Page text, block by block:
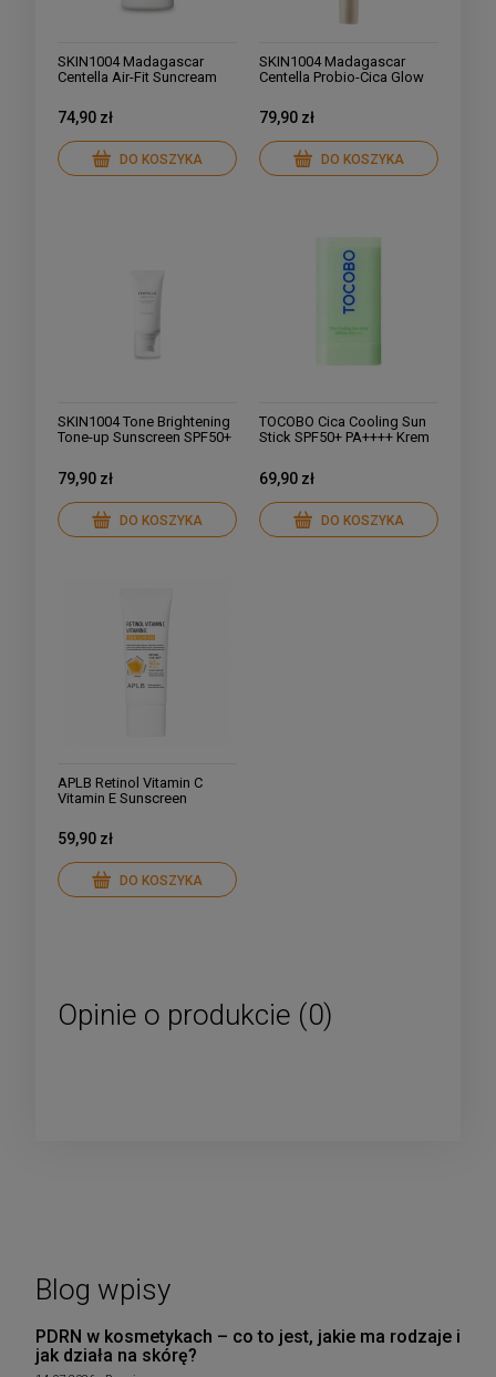
SKIN1004 Madagascar
Centella Air-Fit Suncream
krem przeciwsłoneczny
50ml
74,90 zł
DO KOSZYKA
SKIN1004 Madagascar
Centella Probio-Cica Glow
Krem z Filtrem SPF50+
PA++++, 50ml
79,90 zł
DO KOSZYKA
SKIN1004 Tone Brightening
Tone-up Sunscreen SPF50+
krem przeciwsłoneczny
50ml
79,90 zł
DO KOSZYKA
TOCOBO Cica Cooling Sun
Stick SPF50+ PA++++ Krem
69,90 zł
DO KOSZYKA
APLB Retinol Vitamin C
Vitamin E Sunscreen
Retinolem i Wit C 40ml
59,90 zł
DO KOSZYKA
Opinie o produkcie (0)
Blog wpisy
PDRN w kosmetykach – co to jest, jakie ma rodzaje i
jak działa na skórę?